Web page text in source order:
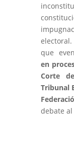
que
en
Corte
Tribunal
debate